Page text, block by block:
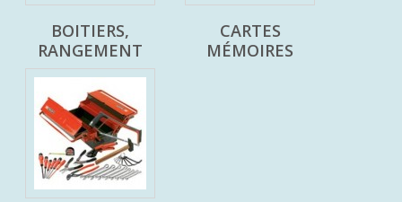
BOITIERS,
RANGEMENT
CARTES
MÉMOIRES